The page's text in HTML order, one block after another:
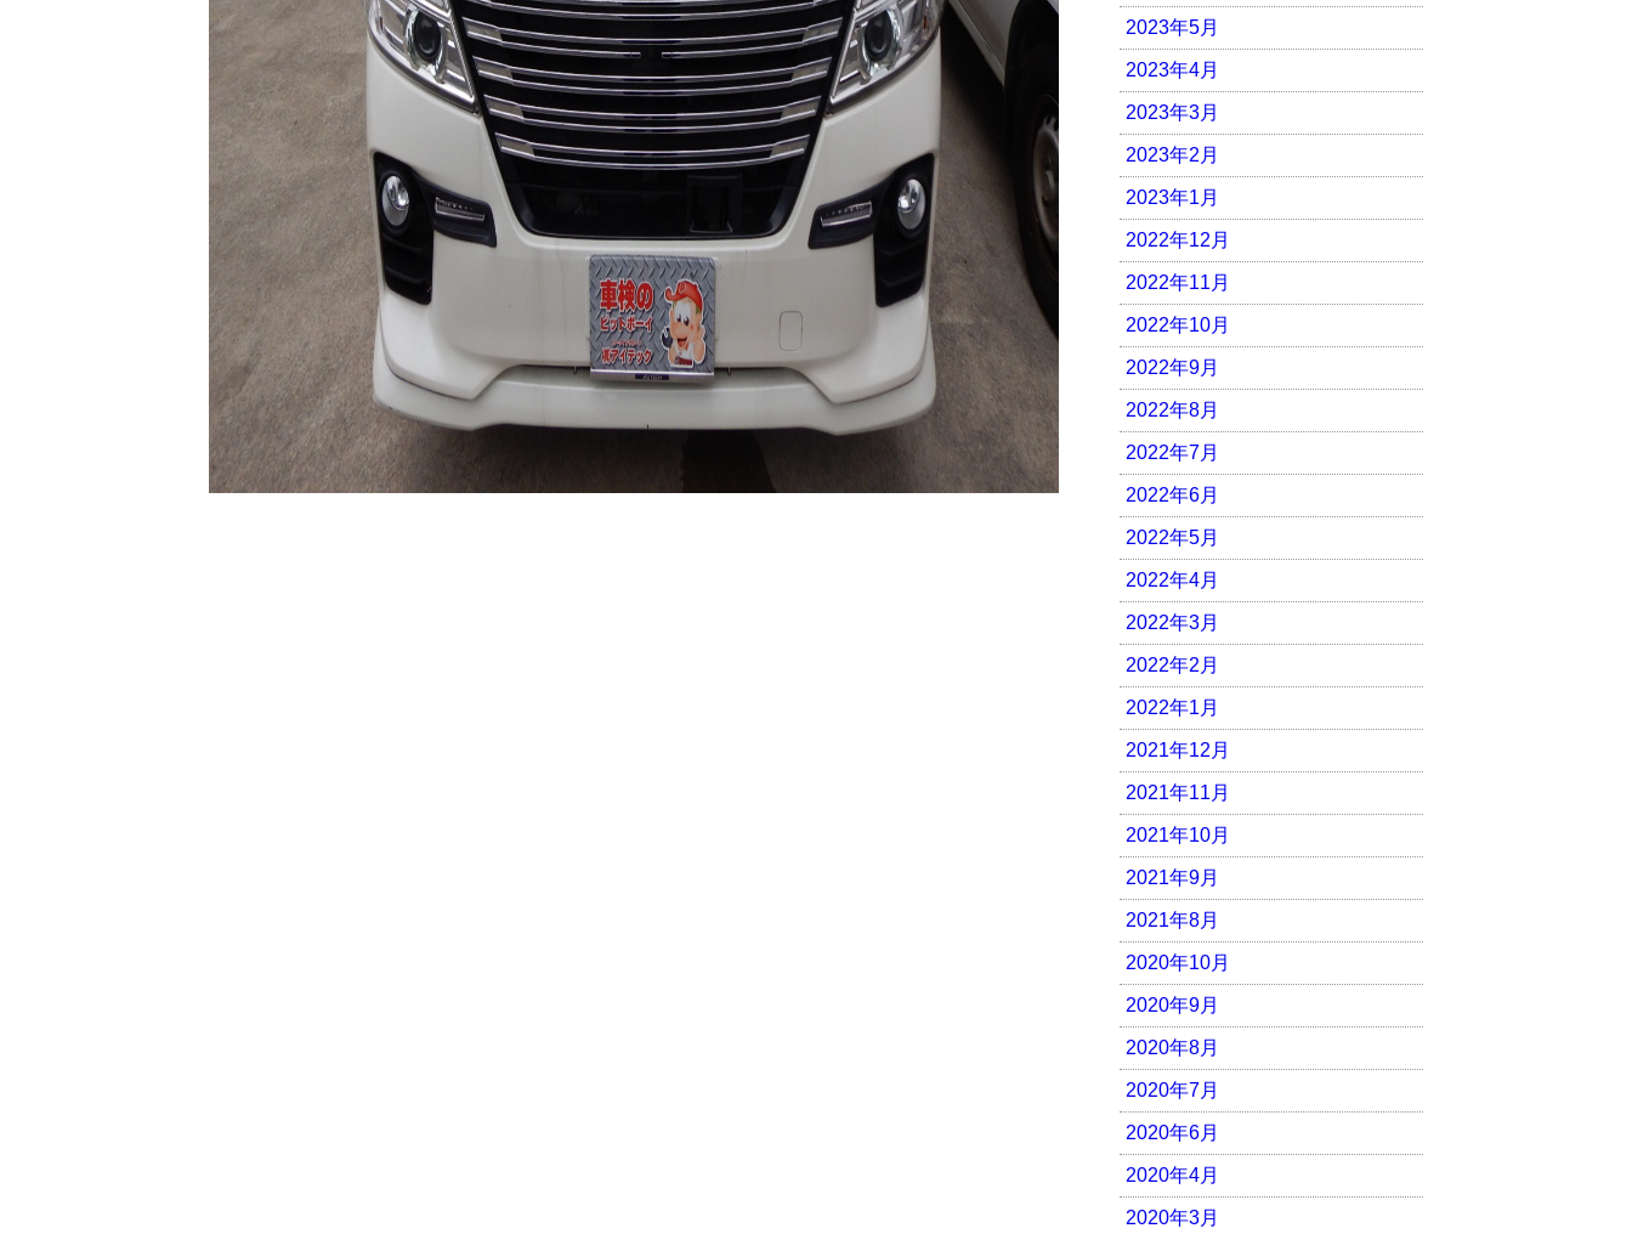
2023年5月
2023年4月
2023年3月
2023年2月
2023年1月
2022年12月
2022年11月
2022年10月
2022年9月
2022年8月
2022年7月
2022年6月
2022年5月
2022年4月
2022年3月
2022年2月
2022年1月
2021年12月
2021年11月
2021年10月
2021年9月
2021年8月
2020年10月
2020年9月
2020年8月
2020年7月
2020年6月
2020年4月
2020年3月